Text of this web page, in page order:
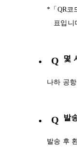
*「QR코
표입니
Q 몇
나하 공
Q 발
발송 후